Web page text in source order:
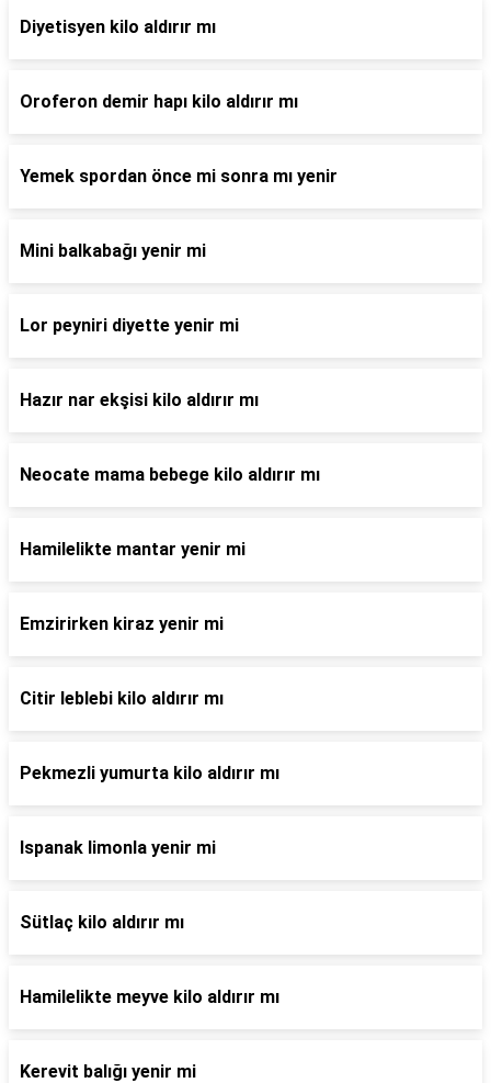
Diyetisyen kilo aldırır mı
Oroferon demir hapı kilo aldırır mı
Yemek spordan önce mi sonra mı yenir
Mini balkabağı yenir mi
Lor peyniri diyette yenir mi
Hazır nar ekşisi kilo aldırır mı
Neocate mama bebege kilo aldırır mı
Hamilelikte mantar yenir mi
Emzirirken kiraz yenir mi
Citir leblebi kilo aldırır mı
Pekmezli yumurta kilo aldırır mı
Ispanak limonla yenir mi
Sütlaç kilo aldırır mı
Hamilelikte meyve kilo aldırır mı
Kerevit balığı yenir mi